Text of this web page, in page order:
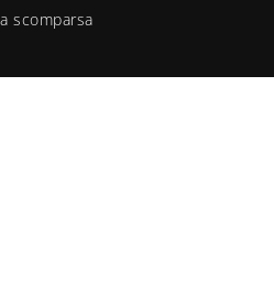
scomparsa